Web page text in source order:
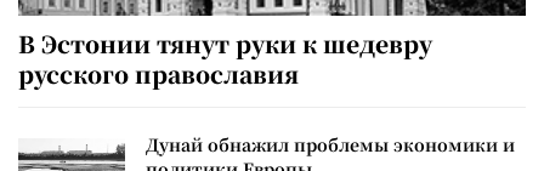
В Эстонии тянут руки к шедевру
русского православия
Дунай обнажил проблемы экономики и